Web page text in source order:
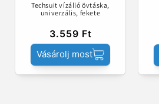
Techsuit vízálló övtáska,
univerzális, fekete
3.559 Ft
Vásárolj most